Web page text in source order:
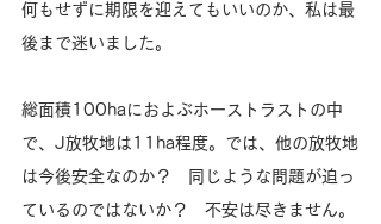
何もせずに期限を迎えてもいいのか、私は最
後まで迷いました。
総面積100haにおよぶホーストラストの中
で、J放牧地は11ha程度。では、他の放牧地
は今後安全なのか？　同じような問題が迫っ
ているのではないか？　不安は尽きません。